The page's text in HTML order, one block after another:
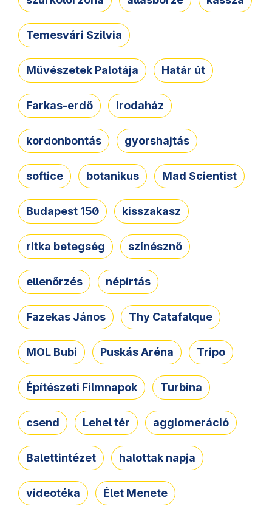
Temesvári Szilvia
Művészetek Palotája Határ út
Farkas-erdő irodaház
kordonbontás gyorshajtás
softice botanikus Mad Scientist
Budapest 150 kisszakasz
ritka betegség színésznő
ellenőrzés népirtás
Fazekas János Thy Catafalque
MOL Bubi Puskás Aréna Tripo
Építészeti Filmnapok Turbina
csend Lehel tér agglomeráció
Balettintézet halottak napja
videotéka Élet Menete